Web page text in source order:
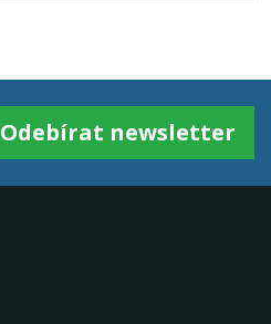
Odebírat newsletter